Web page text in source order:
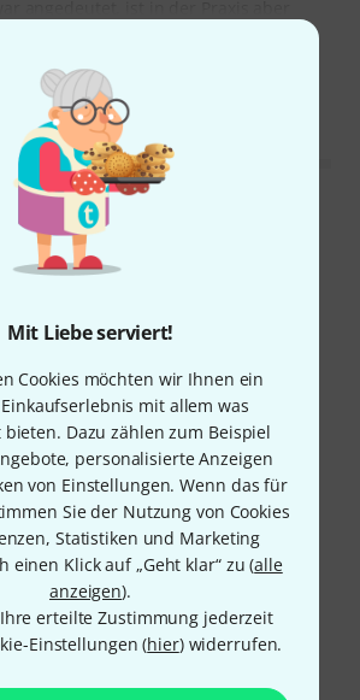
Mit Liebe serviert!
Cookies möchten wir Ihnen ein
mit allem was
Dazu zählen zum Beispiel
personalisierte Anzeigen
von Einstellungen. Wenn das für
Sie der Nutzung von Cookies
Statistiken und Marketing
einen Klick auf „Geht klar“ zu (alle
anzeigen).
erteilte Zustimmung jederzeit
Einstellungen (hier) widerrufen.
BEWERTUNG MELDEN
abgeliefert Herr Miller - Stingray by
warm anziehen
Phinter93 08.10.2025
aktiv OLP Stingray Nachbau kaputt.
Hauptaugenmerk auf der Marke
ich zwangsläufig über mehrere
die Marke Sire/Marcus Miller
Da mich vor kurzem wieder die totale
gepackt hatte, ist der Kauf eines
Serie Player II nicht allzu